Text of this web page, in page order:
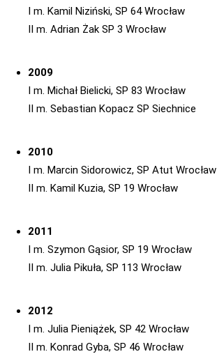
I m. Kamil Niziński, SP 64 Wrocław
II m. Adrian Żak SP 3 Wrocław
2009
I m. Michał Bielicki, SP 83 Wrocław
II m. Sebastian Kopacz SP Siechnice
2010
I m. Marcin Sidorowicz, SP Atut Wrocław
II m. Kamil Kuzia, SP 19 Wrocław
2011
I m. Szymon Gąsior, SP 19 Wrocław
II m. Julia Pikuła, SP 113 Wrocław
2012
I m. Julia Pieniążek, SP 42 Wrocław
II m. Konrad Gyba, SP 46 Wrocław